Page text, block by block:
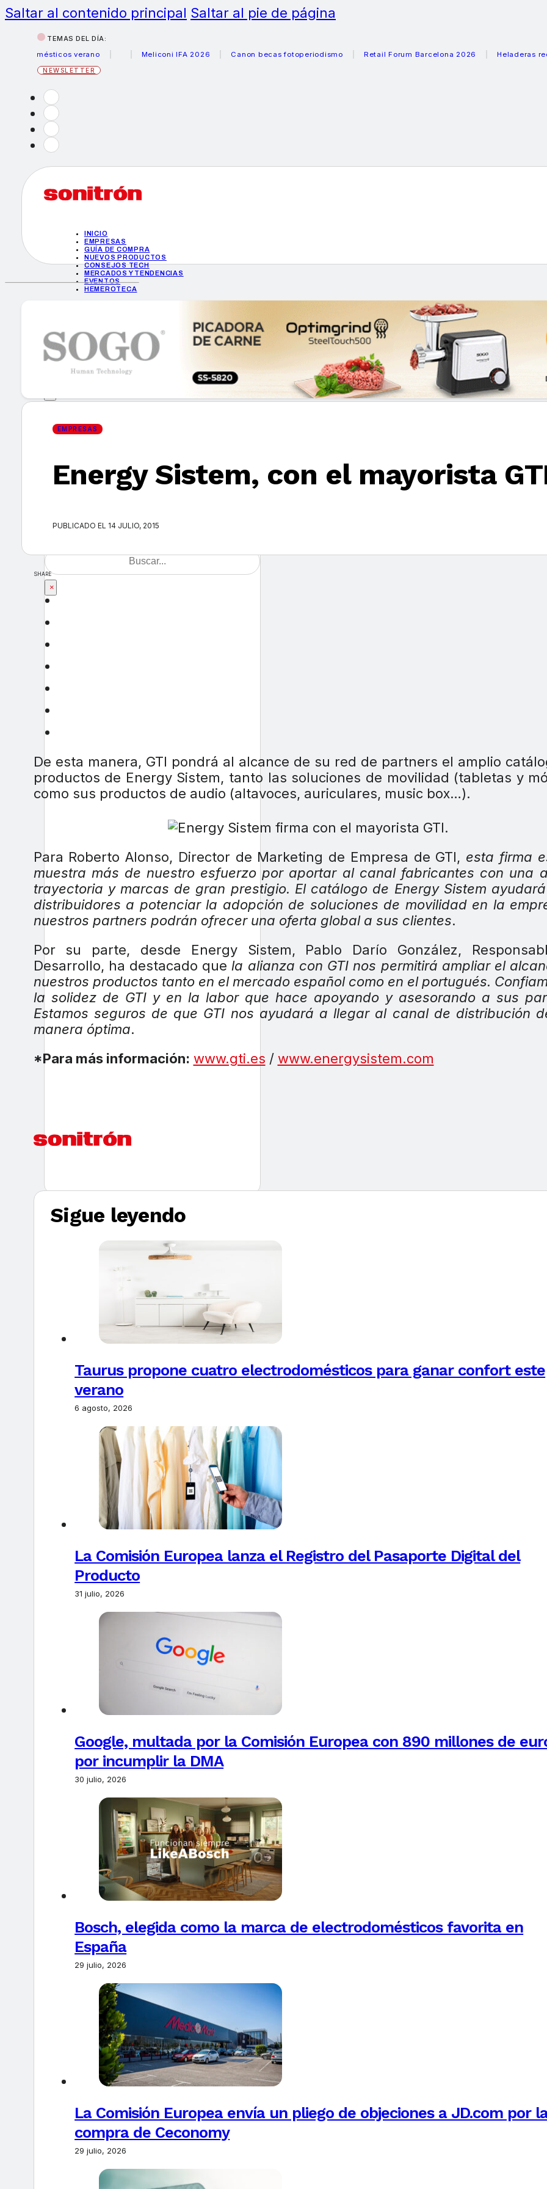
Saltar al contenido principal Saltar al pie de página
TEMAS DEL DÍA:
verano
Meliconi IFA 2026 Canon becas fotoperiodismo Retail Forum Barcelona 2026 Heladeras
NEWSLETTER
INICIO
EMPRESAS
GUÍA DE COMPRA
NUEVOS PRODUCTOS
CONSEJOS TECH
MERCADOS Y TENDENCIAS
EVENTOS
HEMEROTECA
GUÍA DE COMPRA
NUEVOS PRODUCTOS
CONSEJOS TECH
MERCADOS Y TENDENCIAS
HEMEROTECA
Encuentra tu noticia
×
EMPRESAS
Energy Sistem, con el mayorista
PUBLICADO EL 14 JULIO, 2015
SHARE
De esta manera, GTI pondrá al alcance de su red de partners el amplio
productos de Energy Sistem, tanto las soluciones de movilidad (tabletas y
como sus productos de audio (altavoces, auriculares, music box…).
Para Roberto Alonso, Director de Marketing de Empresa de GTI, esta firma
muestra más de nuestro esfuerzo por aportar al canal fabricantes con una
trayectoria y marcas de gran prestigio. El catálogo de Energy Sistem
distribuidores a potenciar la adopción de soluciones de movilidad en la
nuestros partners podrán ofrecer una oferta global a sus clientes.
Por su parte, desde Energy Sistem, Pablo Darío González,
Desarrollo, ha destacado quela alianza con GTI nos permitirá ampliar el
nuestros productos tanto en el mercado español como en el portugués.
la solidez de GTI y en la labor que hace apoyando y asesorando a sus
Estamos seguros de que GTI nos ayudará a llegar al canal de distribución
manera óptima.
*Para más información: www.gti.es / www.energysistem.com
Sigue leyendo
Taurus propone cuatro electrodomésticos para ganar confort este
verano
6 agosto, 2026
La Comisión Europea lanza el Registro del Pasaporte Digital del
Producto
31 julio, 2026
Google, multada por la Comisión Europea con 890 millones de
por incumplir la DMA
30 julio, 2026
Bosch, elegida como la marca de electrodomésticos favorita en
España
29 julio, 2026
La Comisión Europea envía un pliego de objeciones a JD.com por
compra de Ceconomy
29 julio, 2026